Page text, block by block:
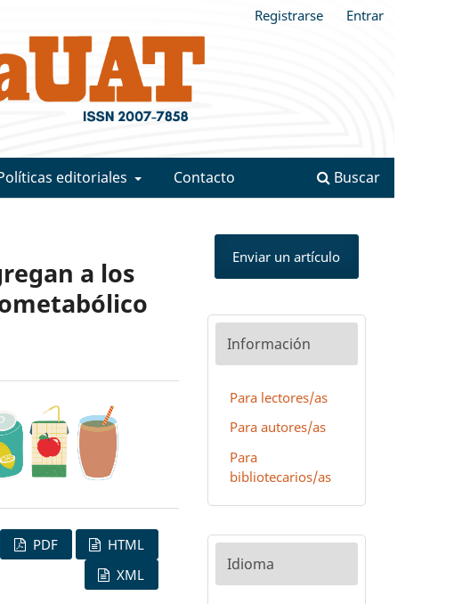
editoriales Contacto Buscar
Registrarse Entrar
a los
PDF
HTML
XML
Enviar un artículo
Información
Para lectores/as
Para autores/as
Para
bibliotecarios/as
Idioma